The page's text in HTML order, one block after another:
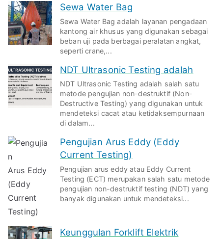
Sewa Water Bag
Sewa Water Bag adalah layanan pengadaan
kantong air khusus yang digunakan sebagai
beban uji pada berbagai peralatan angkat,
seperti crane,...
NDT Ultrasonic Testing adalah
NDT Ultrasonic Testing adalah salah satu
metode pengujian non-destruktif (Non-
Destructive Testing) yang digunakan untuk
mendeteksi cacat atau ketidaksempurnaan
di dalam...
Pengujian Arus Eddy (Eddy
Current Testing)
Pengujian arus eddy atau Eddy Current
Testing (ECT) merupakan salah satu metode
pengujian non-destruktif testing (NDT) yang
banyak digunakan untuk mendeteksi...
Keunggulan Forklift Elektrik